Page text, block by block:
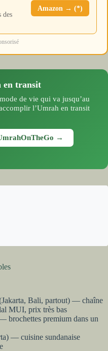
des
Amazon → (*)
en transit
de vie qui va jusqu’au
l’Umrah en transit
→
Bali, partout) — chaîne
MUI, prix très bas
brochettes premium dans un
— cuisine sundanaise